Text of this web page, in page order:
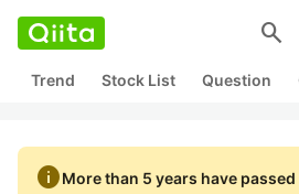
search
Trend Stock List Question
infoMore than 5 years have